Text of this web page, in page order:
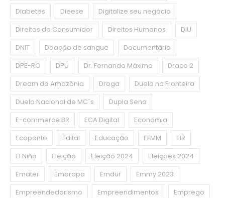
Diabetes
Dieese
Digitalize seu negócio
Direitos do Consumidor
Direitos Humanos
DIU
DNIT
Doação de sangue
Documentário
DPE-RO
DPU Dr. Fernando Máximo
Draco 2
Dream da Amazônia
Droga
Duelo na Fronteira
Duelo Nacional de MC´s
Dupla Sena
E-commerce.BR
ECA Digital
Economia
Ecoponto
Edital Educação EFMM
EIR
El Niño
Eleição Eleição 2024
Eleições 2024
Emater
Embrapa Emdur
Emmy 2023
Empreendedorismo
Empreendimentos
Emprego